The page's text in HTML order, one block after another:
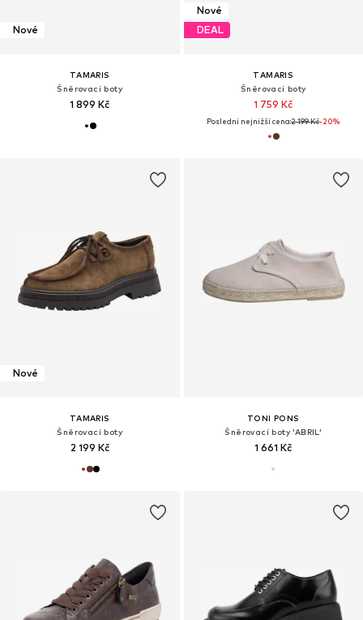
Nové
TAMARIS
Šněrovací boty
1 899 Kč
Nové
DEAL
TAMARIS
Šněrovací boty
1 759 Kč
Poslední nejnižší cena:2 199 Kč-20%
Nové
TAMARIS
Šněrovací boty
2 199 Kč
TONI PONS
Šněrovací boty 'ABRIL'
1 661 Kč